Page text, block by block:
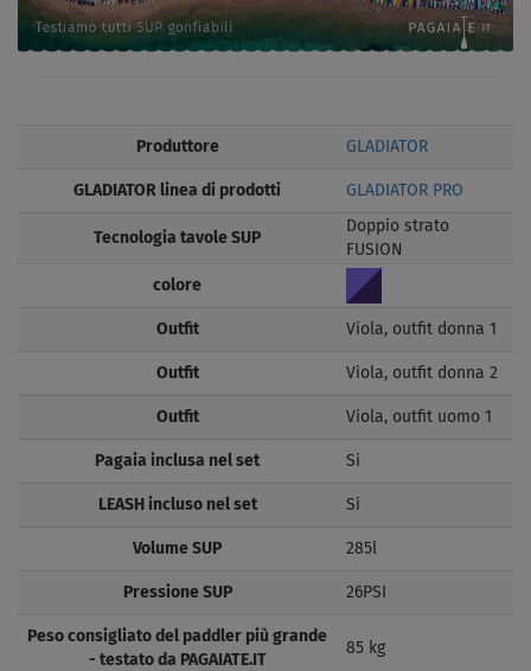
Produttore GLADIATOR
GLADIATOR linea di prodotti GLADIATOR PRO
Tecnologia tavole SUP
Doppio strato
FUSION
colore
Outfit Viola, outfit donna 1
Outfit Viola, outfit donna 2
Outfit Viola, outfit uomo 1
Pagaia inclusa nel set Si
LEASH incluso nel set Si
Volume SUP 285l
Pressione SUP 26PSI
Peso consigliato del paddler più grande
- testato da PAGAIATE.IT
85 kg